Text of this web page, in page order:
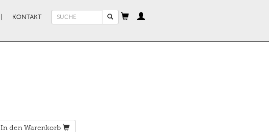
KONTAKT
Suchformular
In den Warenkorb